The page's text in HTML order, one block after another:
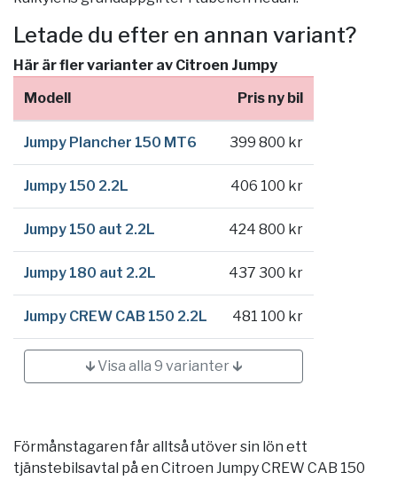
Letade du efter en annan variant?
Här är fler varianter av Citroen Jumpy
Modell
Pris ny bil
Jumpy Plancher 150 MT6 399 800 kr
Jumpy 150 2.2L 406 100 kr
Jumpy 150 aut 2.2L 424 800 kr
Jumpy 180 aut 2.2L 437 300 kr
Jumpy CREW CAB 150 2.2L 481 100 kr
🡳 Visa alla 9 varianter 🡳
Förmånstagaren får alltså utöver sin lön ett
tjänstebilsavtal på en Citroen Jumpy CREW CAB 150